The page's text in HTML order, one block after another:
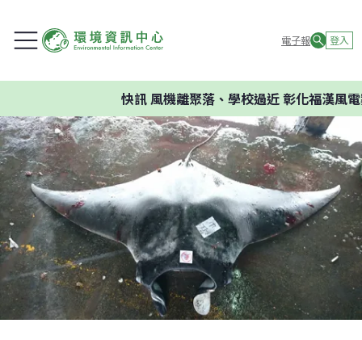
電子報 登入
快訊風機離聚落、學校過近 彰化福漢風電案